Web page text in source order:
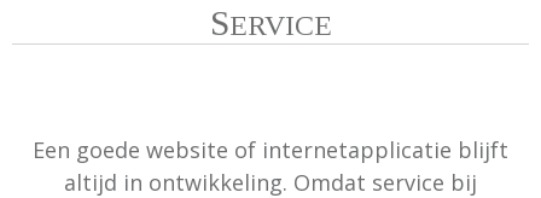
SERVICE
Een goede website of internetapplicatie blijft
altijd in ontwikkeling. Omdat service bij